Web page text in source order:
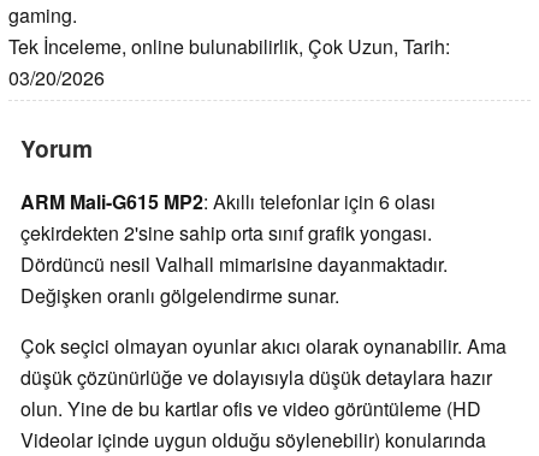
gaming.
Tek İnceleme, online bulunabilirlik, Çok Uzun, Tarih:
03/20/2026
Yorum
ARM Mali-G615 MP2: Akıllı telefonlar için 6 olası
çekirdekten 2'sine sahip orta sınıf grafik yongası.
Dördüncü nesil Valhall mimarisine dayanmaktadır.
Değişken oranlı gölgelendirme sunar.
Çok seçici olmayan oyunlar akıcı olarak oynanabilir. Ama
düşük çözünürlüğe ve dolayısıyla düşük detaylara hazır
olun. Yine de bu kartlar ofis ve video görüntüleme (HD
Videolar içinde uygun olduğu söylenebilir) konularında